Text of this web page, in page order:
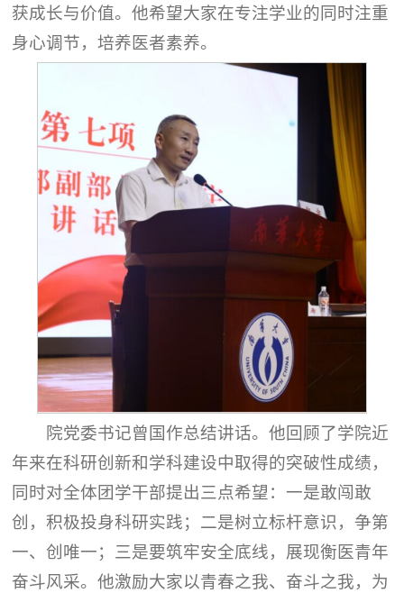
获成长与价值。他希望大家在专注学业的同时注重
身心调节，培养医者素养。
院党委书记曾国作总结讲话。他回顾了学院近
年来在科研创新和学科建设中取得的突破性成绩，
同时对全体团学干部提出三点希望：一是敢闯敢
创，积极投身科研实践；二是树立标杆意识，争第
一、创唯一；三是要筑牢安全底线，展现衡医青年
奋斗风采。他激励大家以青春之我、奋斗之我，为